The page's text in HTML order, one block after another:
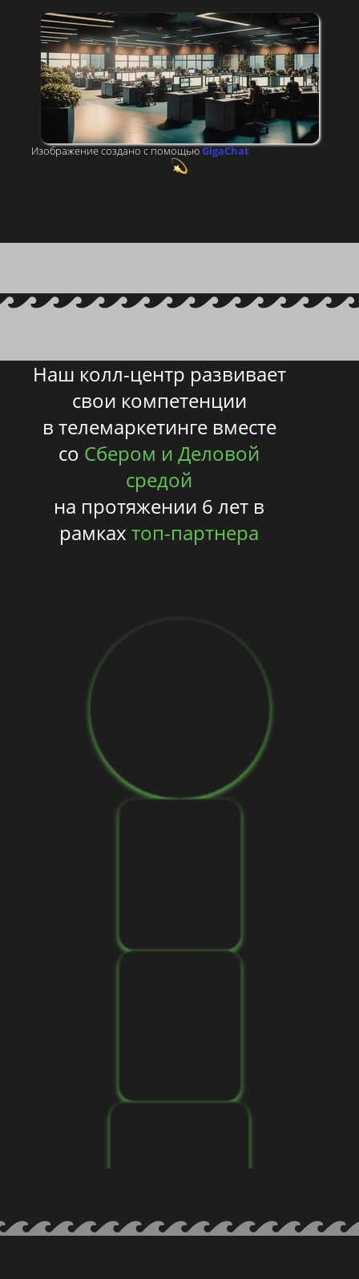
телекоммуникаций
Изображение создано с помощьюGigaChat
Наш колл-центр развивает
свои компетенции
в телемаркетинге вместе
со Сбером и Деловой
средой
на протяжении 6 лет в
рамках топ-партнера